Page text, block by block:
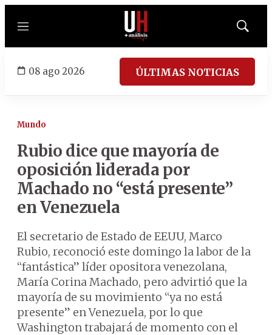
Menú
Mostrar
08 ago 2026 ÚLTIMAS NOTICIAS
Mundo
Rubio dice que mayoría de
oposición liderada por
Machado no “está presente”
en Venezuela
El secretario de Estado de EEUU, Marco
Rubio, reconoció este domingo la labor de la
“fantástica” líder opositora venezolana,
María Corina Machado, pero advirtió que la
mayoría de su movimiento “ya no está
presente” en Venezuela, por lo que
Washington trabajará de momento con el